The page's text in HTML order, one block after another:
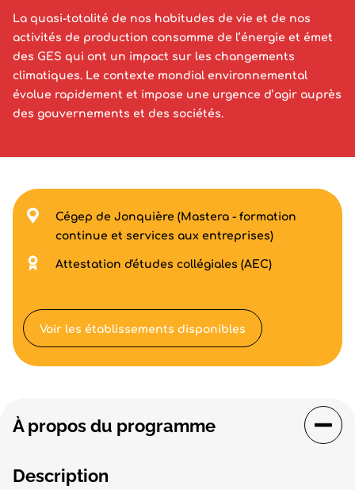
La quasi-totalité de nos habitudes de vie et de nos
activités de production consomme de l’énergie et émet
des GES qui ont un impact sur les changements
climatiques. Le contexte mondial environnemental
évolue rapidement et impose une urgence d’agir auprès
des gouvernements et des sociétés.
À propos du programme
Description
Cégep de Jonquière (Mastera - formation
continue et services aux entreprises)
Attestation d'études collégiales (AEC)
Voir les établissements disponibles